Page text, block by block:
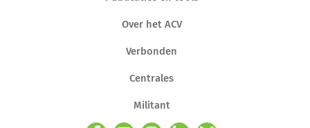
Over het ACV
Verbonden
Centrales
Militant